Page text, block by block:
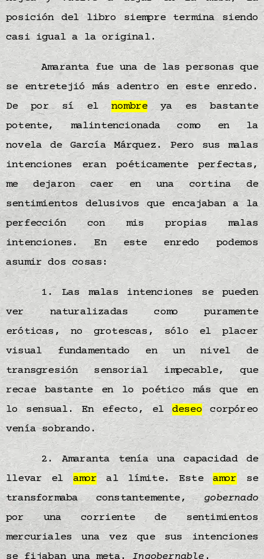
posición del libro siempre termina siendo
casi igual a la original.
Amaranta fue una de las personas que
se entretejió más adentro en este enredo.
De por sí elnombreya es bastante
potente, malintencionada como en la
novela de García Márquez. Pero sus malas
intenciones eran poéticamente perfectas,
me dejaron caer en una cortina de
sentimientos delusivos que encajaban a la
perfección con mis propias malas
intenciones. En este enredo podemos
asumir dos cosas:
1. Las malas intenciones se pueden
ver naturalizadas como puramente
eróticas, no grotescas, sólo el placer
visual fundamentado en un nivel de
transgresión sensorial impecable, que
recae bastante en lo poético más que en
lo sensual. En efecto, el deseo corpóreo
venía sobrando.
2. Amaranta tenía una capacidad de
llevar el amoral límite. Este amorse
transformaba constantemente,gobernado
por una corriente de sentimientos
mercuriales una vez que sus intenciones
se fijaban una meta.Ingobernable.